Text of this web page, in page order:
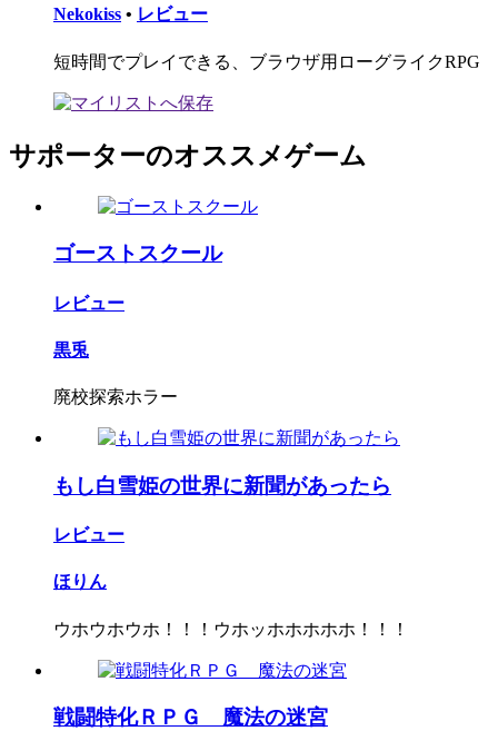
Nekokiss • レビュー
短時間でプレイできる、ブラウザ用ローグライクRPG
サポーターのオススメゲーム
ゴーストスクール
レビュー
黒兎
廃校探索ホラー
もし白雪姫の世界に新聞があったら
レビュー
ほりん
ウホウホウホ！！！ウホッホホホホホ！！！
戦闘特化ＲＰＧ 魔法の迷宮